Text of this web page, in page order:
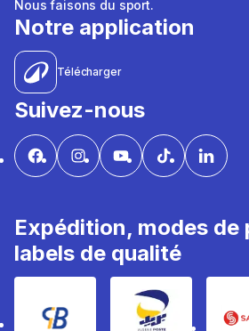
Nous faisons du sport.
Notre application
Télécharger
Suivez-nous
Expédition, modes de
labels de qualité